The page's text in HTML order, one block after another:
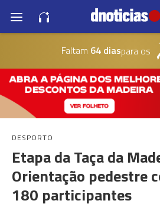
Faltam 64 diaspara os
DESPORTO
Etapa da Taça da
Orientação pedestre
180 participantes